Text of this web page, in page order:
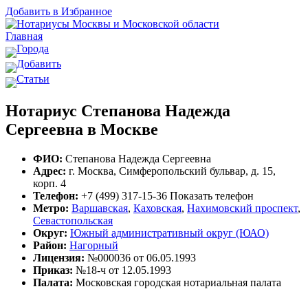
Добавить в Избранное
Главная
Города
Добавить
Статьи
Нотариус Степанова Надежда
Сергеевна в Москве
ФИО: Степанова Надежда Сергеевна
Адрес: г. Москва, Симферопольский бульвар, д. 15,
корп. 4
Телефон: +7 (499) 317-15-36 Показать телефон
Метро: Варшавская, Каховская, Нахимовский проспект,
Севастопольская
Округ: Южный административный округ (ЮАО)
Район: Нагорный
Лицензия: №000036 от 06.05.1993
Приказ: №18-ч от 12.05.1993
Палата: Московская городская нотариальная палата